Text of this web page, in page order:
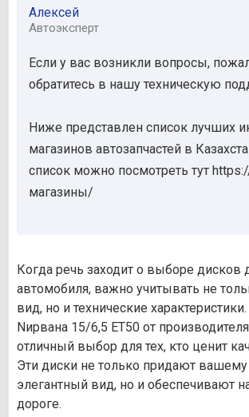
Алексей
Автоэксперт
Если у вас возникли вопросы,
обратитесь в нашу техническую
Ниже представлен список лучших
магазинов автозапчастей в
список можно посмотреть тут
магазины/
Когда речь заходит о выборе дисков
автомобиля, важно учитывать не
вид, но и технические
Nирвана 15/6,5 ET50 от
отличный выбор для тех, кто ценит
Эти диски не только придают
элегантный вид, но и обеспечивают
дороге.